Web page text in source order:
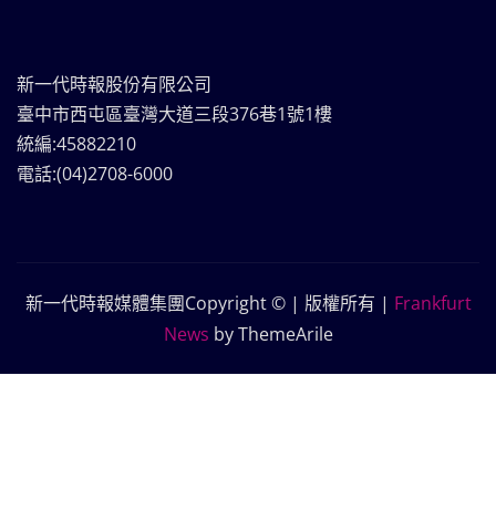
新一代時報股份有限公司
臺中市西屯區臺灣大道三段376巷1號1樓
統編:45882210
電話:(04)2708-6000
新一代時報媒體集團Copyright © | 版權所有 | Frankfurt
News by ThemeArile